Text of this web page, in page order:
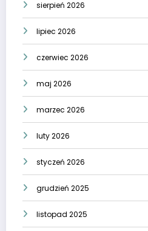
sierpień 2026
lipiec 2026
czerwiec 2026
maj 2026
marzec 2026
luty 2026
styczeń 2026
grudzień 2025
listopad 2025